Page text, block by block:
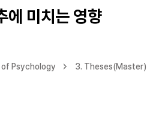
에 미치는 영향
Psychology 3. Theses(Master)